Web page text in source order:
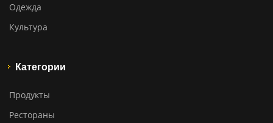
Одежда
Культура
Категории
Продукты
Рестораны